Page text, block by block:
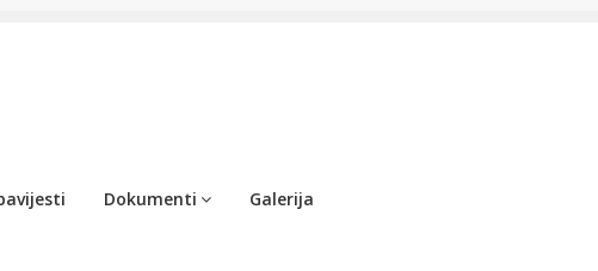
Dokumenti Galerija